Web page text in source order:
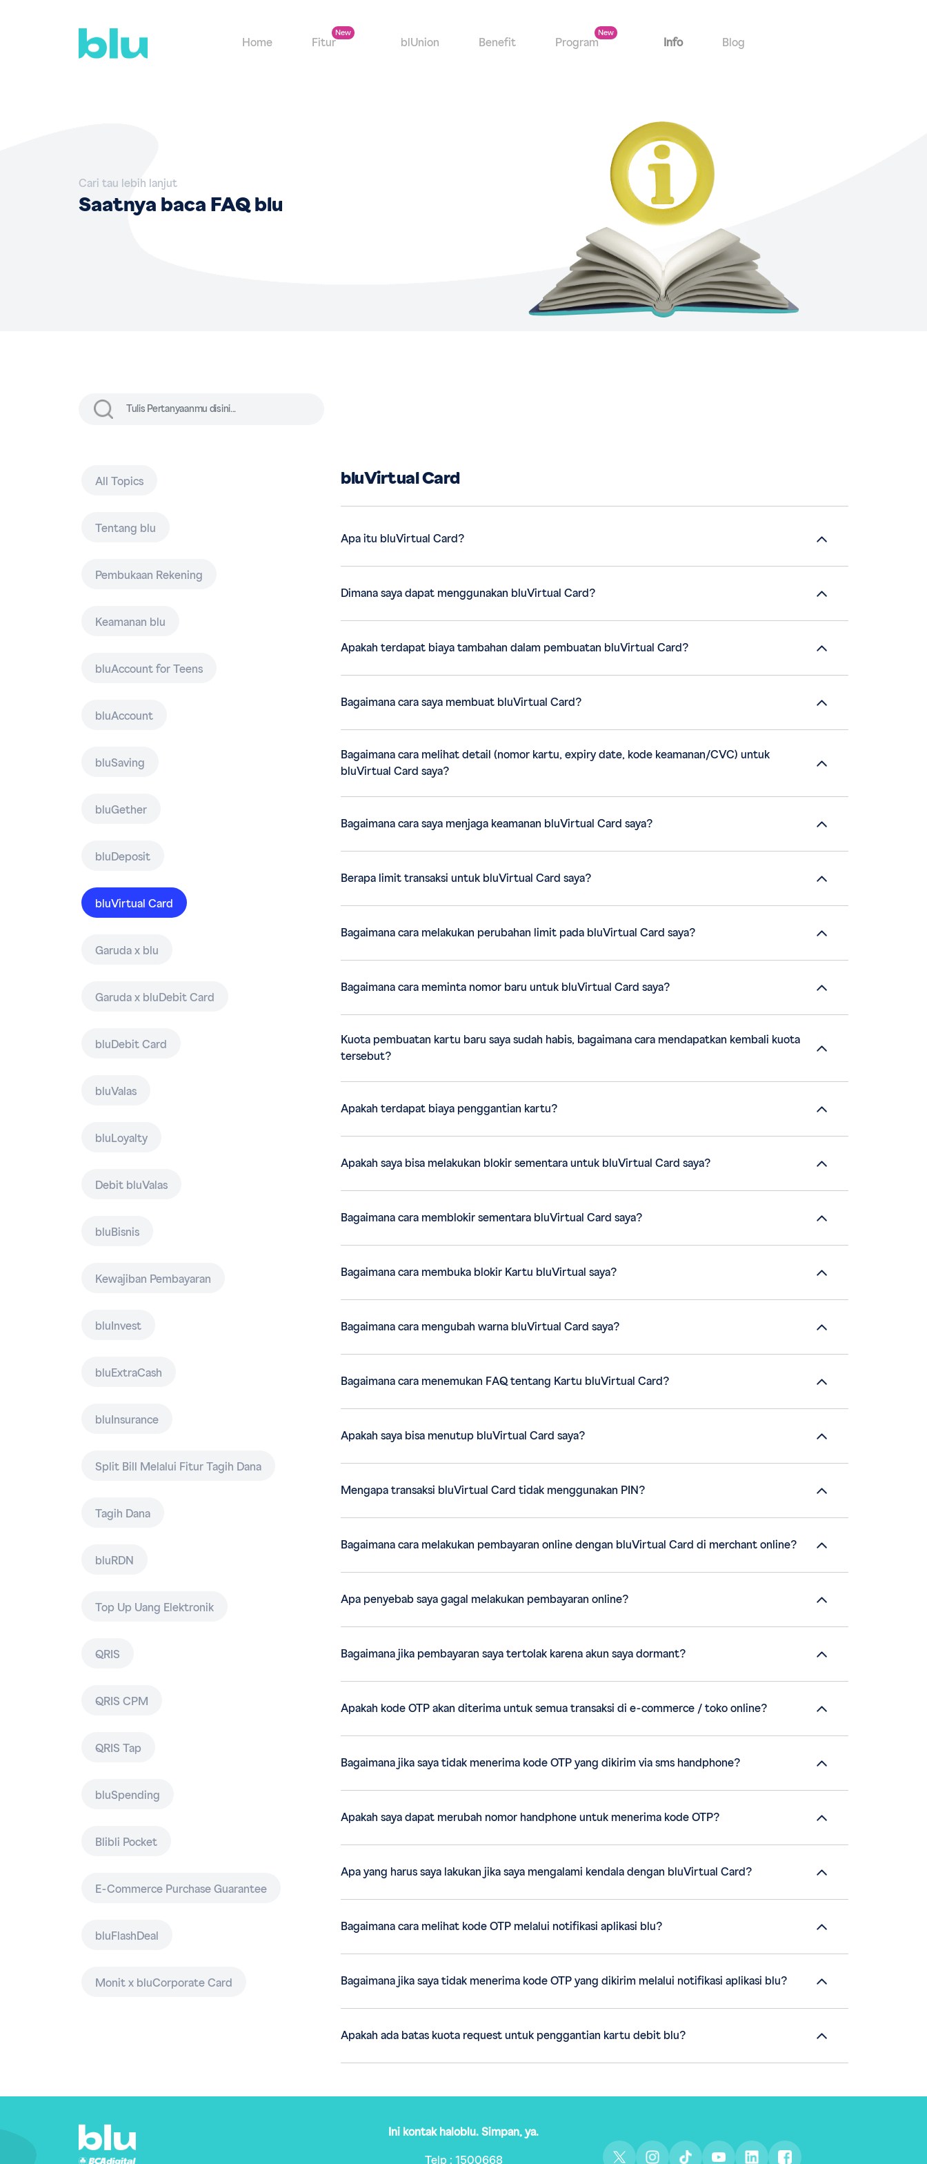
Home Fitur blUnion Benefit Program Info Blog
Cari tau lebih lanjut
Saatnya baca FAQ blu
All Topics
Tentang blu
Pembukaan Rekening
Keamanan blu
bluAccount for Teens
bluAccount
bluSaving
bluGether
bluDeposit
bluVirtual Card
Garuda x blu
Garuda x bluDebit Card
bluDebit Card
bluValas
bluLoyalty
Debit bluValas
bluBisnis
Kewajiban Pembayaran
bluInvest
bluExtraCash
bluInsurance
Split Bill Melalui Fitur Tagih Dana
Tagih Dana
bluRDN
Top Up Uang Elektronik
QRIS
QRIS CPM
QRIS Tap
bluSpending
Blibli Pocket
E-Commerce Purchase Guarantee
bluFlashDeal
Monit x bluCorporate Card
bluVirtual Card
Apa itu bluVirtual Card?
Dimana saya dapat menggunakan bluVirtual Card?
Apakah terdapat biaya tambahan dalam pembuatan bluVirtual Card?
Bagaimana cara saya membuat bluVirtual Card?
Bagaimana cara melihat detail (nomor kartu, expiry date, kode keamanan/CVC) untuk
bluVirtual Card saya?
Bagaimana cara saya menjaga keamanan bluVirtual Card saya?
Berapa limit transaksi untuk bluVirtual Card saya?
Bagaimana cara melakukan perubahan limit pada bluVirtual Card saya?
Bagaimana cara meminta nomor baru untuk bluVirtual Card saya?
Kuota pembuatan kartu baru saya sudah habis, bagaimana cara mendapatkan kembali kuota
tersebut?
Apakah terdapat biaya penggantian kartu?
Apakah saya bisa melakukan blokir sementara untuk bluVirtual Card saya?
Bagaimana cara memblokir sementara bluVirtual Card saya?
Bagaimana cara membuka blokir Kartu bluVirtual saya?
Bagaimana cara mengubah warna bluVirtual Card saya?
Bagaimana cara menemukan FAQ tentang Kartu bluVirtual Card?
Apakah saya bisa menutup bluVirtual Card saya?
Mengapa transaksi bluVirtual Card tidak menggunakan PIN?
Bagaimana cara melakukan pembayaran online dengan bluVirtual Card di merchant online?
Apa penyebab saya gagal melakukan pembayaran online?
Bagaimana jika pembayaran saya tertolak karena akun saya dormant?
Apakah kode OTP akan diterima untuk semua transaksi di e-commerce / toko online?
Bagaimana jika saya tidak menerima kode OTP yang dikirim via sms handphone?
Apakah saya dapat merubah nomor handphone untuk menerima kode OTP?
Apa yang harus saya lakukan jika saya mengalami kendala dengan bluVirtual Card?
Bagaimana cara melihat kode OTP melalui notifikasi aplikasi blu?
Bagaimana jika saya tidak menerima kode OTP yang dikirim melalui notifikasi aplikasi blu?
Apakah ada batas kuota request untuk penggantian kartu debit blu?
Ini kontak haloblu. Simpan, ya.
Telp : 1500668